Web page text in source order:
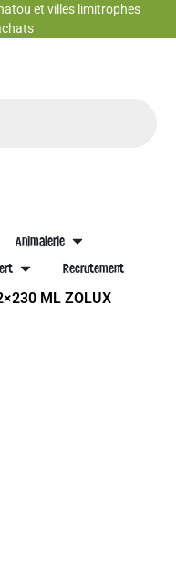
et villes limitrophes
Animalerie
Recrutement
ML ZOLUX